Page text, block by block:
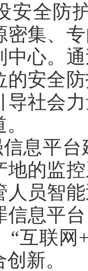
安全防
密集、
中心。
的安全
导社会
。
信息平
地的监
人员智
信息平
“互联网
新。